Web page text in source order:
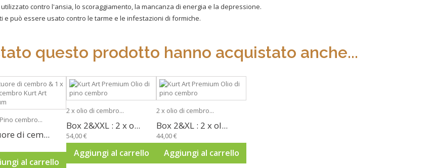
contro l'ansia, lo scoraggiamento, la mancanza di energia e la depressione.
può essere usato contro le tarme e le infestazioni di formiche.
questo prodotto hanno acquistato anche...
cembro...
di cem...
al carrello
2 x olio di cembro...
Box 2&XXL : 2 x o...
54,00 €
Aggiungi al carrello
2 x olio di cembro...
Box 2&XL : 2 x ol...
44,00 €
Aggiungi al carrello